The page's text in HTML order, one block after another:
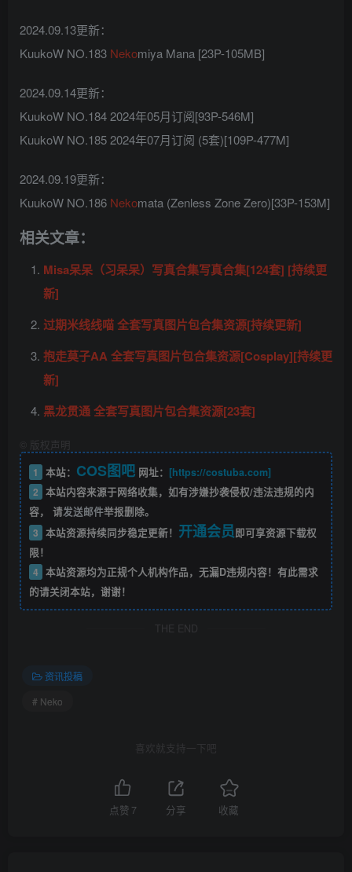
2024.09.13更新：
KuukoW NO.183 Nekomiya Mana [23P-105MB]
2024.09.14更新：
KuukoW NO.184 2024年05月订阅[93P-546M]
KuukoW NO.185 2024年07月订阅 (5套)[109P-477M]
2024.09.19更新：
KuukoW NO.186 Nekomata (Zenless Zone Zero)[33P-153M]
相关文章：
Misa呆呆（习呆呆）写真合集写真合集[124套] [持续更
新]
过期米线线喵 全套写真图片包合集资源[持续更新]
抱走莫子AA 全套写真图片包合集资源[Cosplay][持续更
新]
黑龙贯通 全套写真图片包合集资源[23套]
版权声明
1
本站： COS图吧网址： [https://costuba.com]
2 本站内容来源于网络收集，如有涉嫌抄袭侵权/违法违规的内
容， 请发送邮件举报删除。
3 本站资源持续同步稳定更新！ 开通会员即可享资源下载权
限！
4 本站资源均为正规个人机构作品，无漏D违规内容！有此需求
的请关闭本站，谢谢！
THE END
资讯投稿
# Neko
喜欢就支持一下吧
点赞 7 分享 收藏